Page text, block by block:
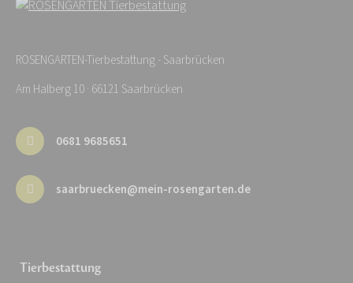
ROSENGARTEN-Tierbestattung - Saarbrücken
Am Halberg 10 · 66121 Saarbrücken
0681 9685651
saarbruecken@mein-rosengarten.de
Tierbestattung